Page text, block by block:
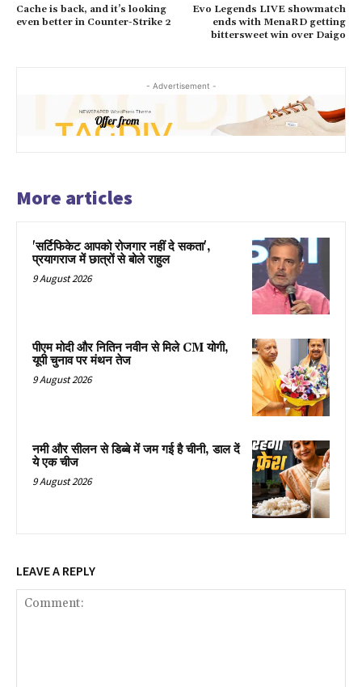
Cache is back, and it’s looking
even better in Counter-Strike 2
Evo Legends LIVE showmatch
ends with MenaRD getting
bittersweet win over Daigo
- Advertisement -
More articles
'सर्टिफिकेट आपको रोजगार नहीं दे सकता',
प्रयागराज में छात्रों से बोले राहुल
9 August 2026
पीएम मोदी और नितिन नवीन से मिले CM योगी,
यूपी चुनाव पर मंथन तेज
9 August 2026
नमी और सीलन से डिब्बे में जम गई है चीनी, डाल दें
ये एक चीज
9 August 2026
LEAVE A REPLY